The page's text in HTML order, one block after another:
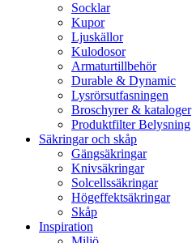
Socklar
Kupor
Ljuskällor
Kulodosor
Armaturtillbehör
Durable & Dynamic
Lysrörsutfasningen
Broschyrer & kataloger
Produktfilter Belysning
Säkringar och skåp
Gängsäkringar
Knivsäkringar
Solcellssäkringar
Högeffektsäkringar
Skåp
Inspiration